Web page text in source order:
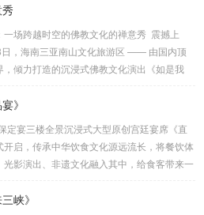
佳 作品聚城视界 总制作总 设 计：刘峰总 导
法明舞蹈编导：吴琼 李静作曲音乐：方浚豪
鹏主题包装：王雍舞美工程：大连金沅装...
一场跨越时空的佛教文化的禅意秀 震撼上
，海南三亚南山文化旅游区 —— 由国内顶
，倾力打造的沉浸式佛教文化演出《如是我
舞台设计、先进的科技手段和深刻的文化内
技深度融合的沉浸式演出，全景沉浸式禅意秀
仅是一场视觉与听觉的盛宴，更是一次对生
》
定宴三楼全景沉浸式大型原创宫廷宴席《直
开启，传承中华饮食文化源远流长，将餐饮体
光影演出、非遗文化融入其中，给食客带来一
人，保定宴董事长梁连起先生致力于官府菜
峡》